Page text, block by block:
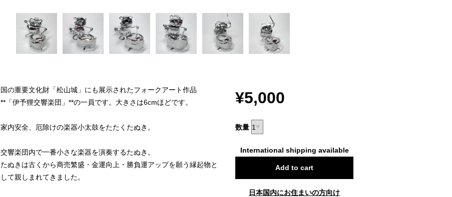
国の重要文化財「松山城」にも展示されたフォークアート作品
**「伊予狸交響楽団」**の一員です。大きさは6cmほどです。
家内安全、厄除けの楽器小太鼓をたたくたぬき。
交響楽団内で一番小さな楽器を演奏するたぬき。
たぬきは古くから商売繁盛・金運向上・勝負運アップを願う縁起物と
して親しまれてきました。
¥5,000
数量
International shipping available
Add to cart
日本国内にお住まいの方向け